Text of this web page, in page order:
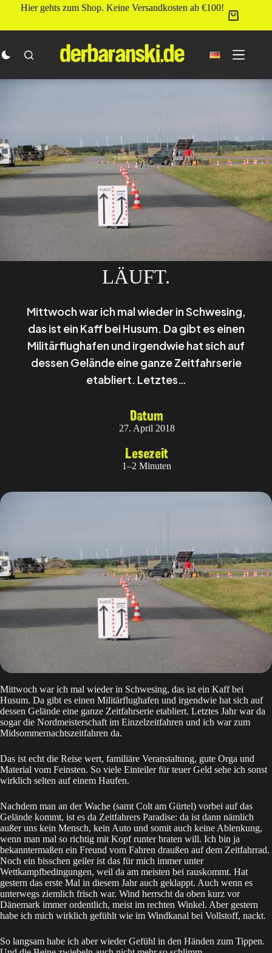
Hier gehts zum Shop. Keine Versandkosten ab €100!
LÄUFT.
Mittwoch war ich mal wieder in Schwesing,
das ist ein Kaff bei Husum. Da gibt es einen
Militärflughafen und irgendwie hat sich auf
dessen Gelände eine ganze Zeitfahrserie
etabliert. Letztes…
Datum
27. April 2018
Lesezeit
1–2 Minuten
Mittwoch war ich mal wieder in Schwesing, das ist ein Kaff bei
Husum. Da gibt es einen Militärflughafen und irgendwie hat sich auf
dessen Gelände eine ganze Zeitfahrserie etabliert. Letztes Jahr war da
sogar die Nordmeisterschaft im Einzelzeitfahren und ich war zum
Midsommernachtszeitfahren da.
Das ist echt die Reise wert, familiäre Veranstaltung, gute Orga und
Material vom Feinsten. So viele Einteiler für teuer Geld sehe ich sonst
wirklich selten auf einem Haufen.
Nachdem man an der Wache (samt Colt am Gürtel) vorbei auf das
Gelände kommt, ist es da Zeitfahrers Paradise: da ist dann nämlich
außer uns kein Mensch, kein Auto und somit auch keine Ablenkung,
wenn man mal so richtig mit Kopf runter braten will. Ich bin ja
bekanntermaßen ein Freund vom Fahren draußen auf dem Zeitfahrrad.
Noch ein bisschen geiler ist das für mich immer unter
Wettkampfbedingungen, weil da am meisten bei rauskommt. Hat
gestern das erste Mal in diesem Jahr auch geklappt. Auch wenn es
unterwegs ziemlich frisch war. Wind herrscht da oben kurz vor
Dänemark immer ordentlich, meist im rechten Winkel. Aber gestern
habe ich mich wirklich gefühlt wie im Windkanal bei Vollstoff, nackt.
So langsam habe ich aber wieder Gefühl in den Händen zum Tippen.